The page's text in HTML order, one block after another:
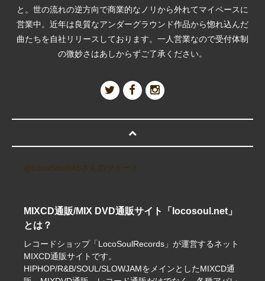
と。世の流れの逆方向で商業的なノリから外れてマイペースに
営業中。近年は良質なアンダーグラウンド作品から惚れ込んだ
曲たちを自社リリースしております。一人営業なので受付体制
の微妙さはあしからずご了承ください。
@LocoSoul045さんのツイート
MIXCD通販/MIX DVD通販サイト「locosoul.net」
とは？
レコードショップ「LocoSoulRecords」が運営するネット
MIXCD通販サイトです。
HIPHOP/R&B/SOUL/SLOWJAMをメインとしたMIXCD通